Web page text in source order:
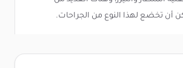
أن تخضع لهذا النوع من الجراحات.